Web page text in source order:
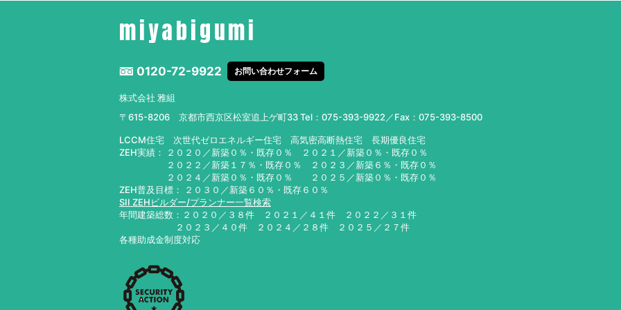
miyabigumi
0120-72-9922 お問い合わせフォーム
株式会社 雅組
〒615-8206 京都市西京区松室追上ゲ町33Tel： 075-393-9922 ／Fax：075-393-8500
LCCM住宅 次世代ゼロエネルギー住宅 高気密高断熱住宅 長期優良住宅
ZEH実績： ２０２０／新築０％・既存０％ ２０２１／新築０％・既存０％
２０２２／新築１７％・既存０％ ２０２３／新築６％・既存０％
２０２４／新築０％・既存０％ ２０２５／新築０％・既存０％
ZEH普及目標： ２０３０／新築６０％・既存６０％
SII ZEHビルダー/プランナー一覧検索
年間建築総数：２０２０／３８件 ２０２１／４１件 ２０２２／３１件
２０２３／４０件 ２０２４／２８件 ２０２５／２７件
各種助成金制度対応